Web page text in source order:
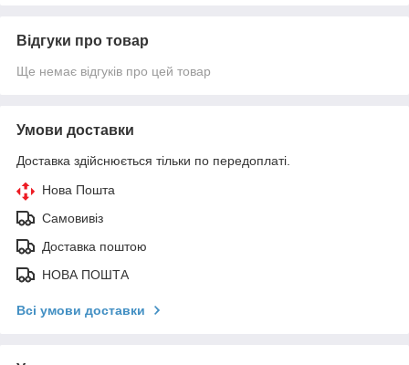
Відгуки про товар
Ще немає відгуків про цей товар
Умови доставки
Доставка здійснюється тільки по передоплаті.
Нова Пошта
Самовивіз
Доставка поштою
НОВА ПОШТА
Всі умови доставки